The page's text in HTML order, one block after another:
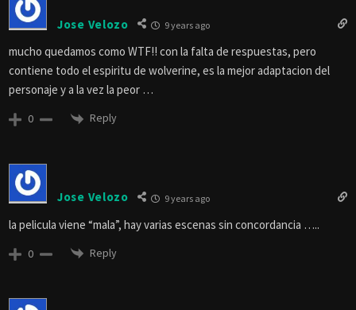
Jose Velozo 9 years ago
mucho quedamos como WTF!! con la falta de respuestas, pero
contiene todo el espiritu de wolverine, es la mejor adaptacion del
personaje y a la vez la peor …
0 Reply
Jose Velozo 9 years ago
la pelicula viene “mala”, hay varias escenas sin concordancia …..
0 Reply